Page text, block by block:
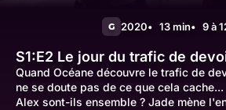
G 2020 13 min 9 à
S1:E2 Le jour du trafic de
Quand Océane découvre le trafic de
ne se doute pas de ce que cela
Alex sont-ils ensemble ? Jade mène